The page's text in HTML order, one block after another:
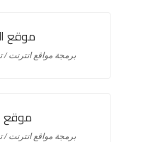
موقع
برمجة مواقع انترنت /
موقع
برمجة مواقع انترنت /